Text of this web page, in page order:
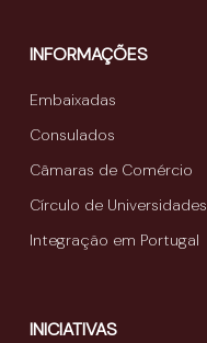
INFORMAÇÕES
Embaixadas
Consulados
Câmaras de Comércio
Círculo de Universidades
Integração em Portugal
INICIATIVAS